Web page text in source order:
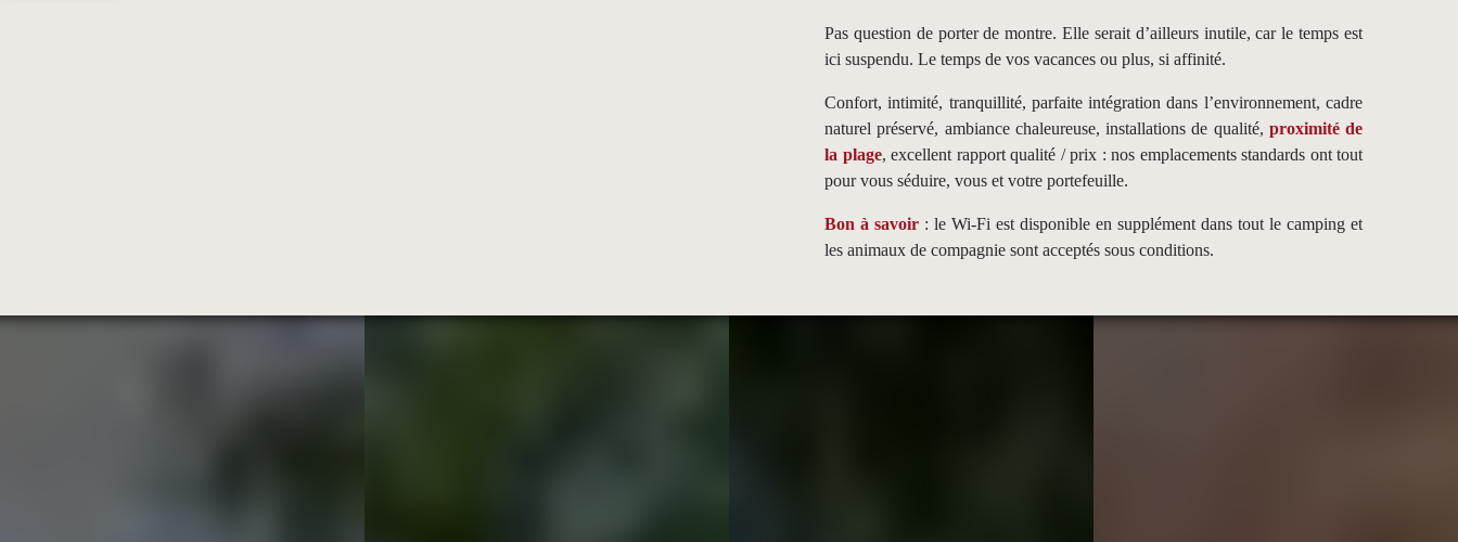
Pas question de porter de montre. Elle serait d’ailleurs inutile, car le temps est
ici suspendu. Le temps de vos vacances ou plus, si affinité.
Confort, intimité, tranquillité, parfaite intégration dans l’environnement, cadre
naturel préservé, ambiance chaleureuse, installations de qualité, proximité de
la plage, excellent rapport qualité / prix : nos emplacements standards ont tout
pour vous séduire, vous et votre portefeuille.
Bon à savoir : le Wi-Fi est disponible en supplément dans tout le camping et
les animaux de compagnie sont acceptés sous conditions.